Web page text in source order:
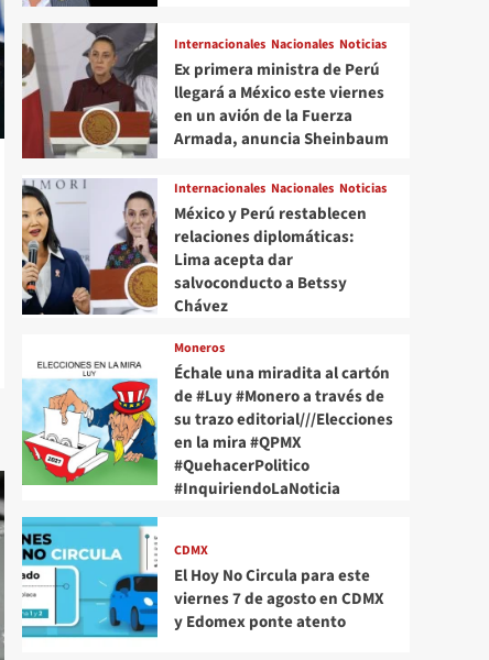
Internacionales Nacionales Noticias
Ex primera ministra de Perú
llegará a México este viernes
en un avión de la Fuerza
Armada, anuncia Sheinbaum
Internacionales Nacionales Noticias
México y Perú restablecen
relaciones diplomáticas:
Lima acepta dar
salvoconducto a Betssy
Chávez
Moneros
Échale una miradita al cartón
de #Luy #Monero a través de
su trazo editorial///Elecciones
en la mira #QPMX
#QuehacerPolitico
#InquiriendoLaNoticia
CDMX
El Hoy No Circula para este
viernes 7 de agosto en CDMX
y Edomex ponte atento